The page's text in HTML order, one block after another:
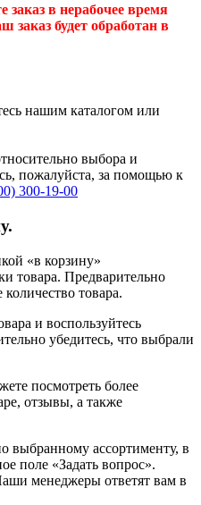
в нерабочее время
заказ будет обработан в
нашим каталогом или
выбора и
пожалуйста, за помощью к
300-19-00
«в корзину»
товара. Предварительно
товара.
и воспользуйтесь
убедитесь, что выбрали
посмотреть более
отзывы, а также
выбранному ассортименту, в
поле «Задать вопрос».
менеджеры ответят вам в